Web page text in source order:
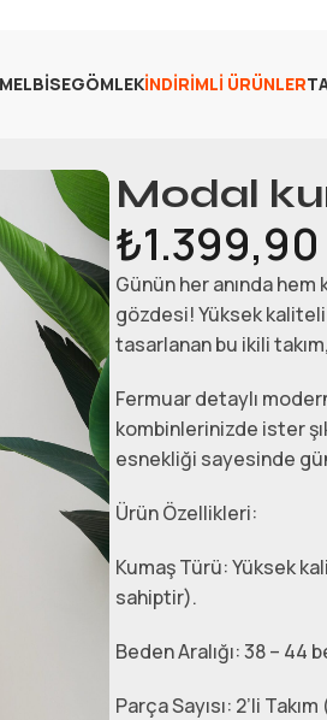
ELBISEGÖMLEKİNDIRIMLI ÜRÜNLER
Modal
₺1.399,90
Günün her anında
gözdesi! Yüksek
tasarlanan bu ikili
Fermuar detaylı
kombinlerinizde ister
esnekliği sayesinde
Ürün Özellikleri:
Kumaş Türü: Yüksek
sahiptir).
Beden Aralığı: 38 – 44
Parça Sayısı: 2’li